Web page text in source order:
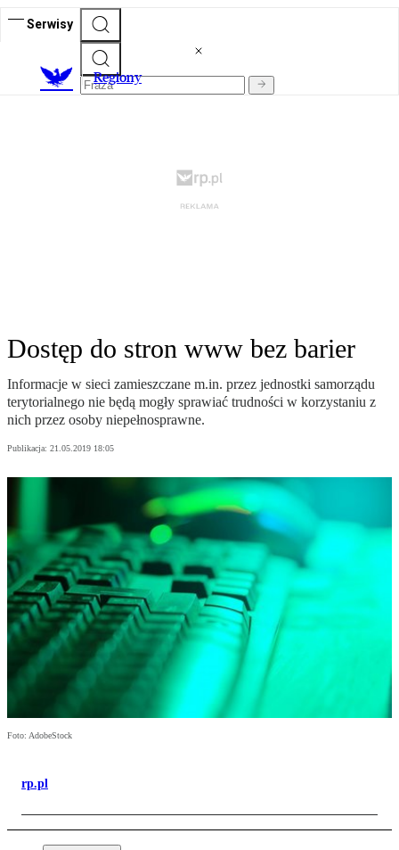
Serwisy
Regiony
Dostęp do stron www bez barier
Informacje w sieci zamieszczane m.in. przez jednostki samorządu
terytorialnego nie będą mogły sprawiać trudności w korzystaniu z
nich przez osoby niepełnosprawne.
Publikacja: 21.05.2019 18:05
Foto: AdobeStock
rp.pl